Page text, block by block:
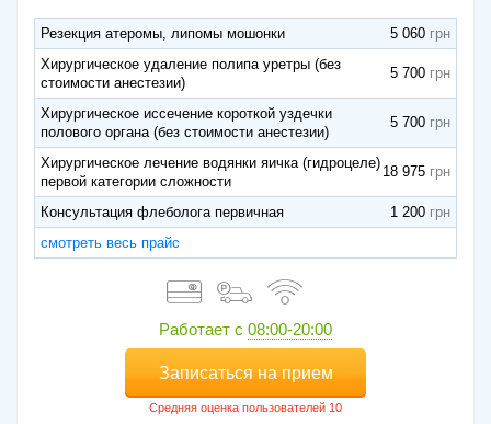
Резекция атеромы, липомы мошонки
5 060
Хирургическое удаление полипа уретры (без
стоимости анестезии)
5 700
Хирургическое иссечение короткой уздечки
полового органа (без стоимости анестезии)
5 700
Хирургическое лечение водянки яичка (гидроцеле)
первой категории сложности
18 975
Консультация флеболога первичная
1 200
смотреть весь прайс
Работает с 08:00-20:00
Записаться на прием